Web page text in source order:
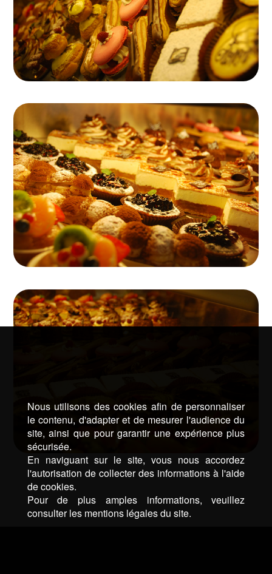
Nous utilisons des cookies afin de personnaliser
le contenu, d'adapter et de mesurer l'audience du
site, ainsi que pour garantir une expérience plus
sécurisée.
En naviguant sur le site, vous nous accordez
l'autorisation de collecter des informations à l'aide
de cookies.
Pour de plus amples informations, veuillez
consulter les mentions légales du site.